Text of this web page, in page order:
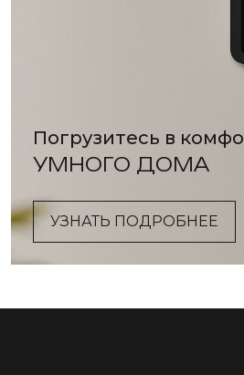
Погрузитесь в
УМНОГО ДОМА
УЗНАТЬ ПОДРОБНЕЕ